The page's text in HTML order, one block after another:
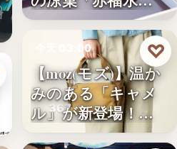
うか…
今天 03:00
新品情報
367
【moz(モズ)】温か
みのある「キャメ
ル」が新登場！毎
日…
♡